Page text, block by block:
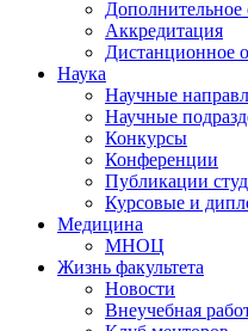
Дополнительное
Аккредитация
Дистанционное
Наука
Научные
Научные
Конкурсы
Конференции
Публикации
Курсовые и
Медицина
МНОЦ
Жизнь факультета
Новости
Внеучебная